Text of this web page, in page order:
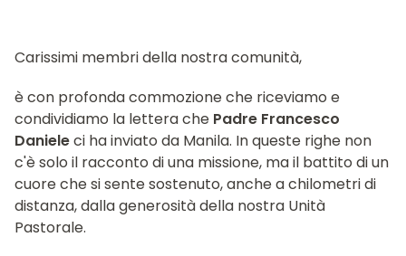
Carissimi membri della nostra comunità,
è con profonda commozione che riceviamo e
condividiamo la lettera che Padre Francesco
Danieleci ha inviato da Manila. In queste righe non
c'è solo il racconto di una missione, ma il battito di un
cuore che si sente sostenuto, anche a chilometri di
distanza, dalla generosità della nostra Unità
Pastorale.